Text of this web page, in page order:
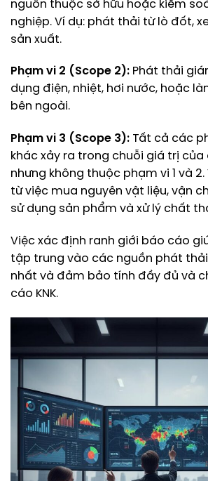
nguồn thuộc sở hữu hoặc kiểm
nghiệp. Ví dụ: phát thải từ lò đốt,
sản xuất.
Phạm vi 2 (Scope 2): Phát thải
dụng điện, nhiệt, hơi nước, hoặc
bên ngoài.
Phạm vi 3 (Scope 3): Tất cả các
khác xảy ra trong chuỗi giá trị của
nhưng không thuộc phạm vi 1 và
từ việc mua nguyên vật liệu, vận
sử dụng sản phẩm và xử lý chất
Việc xác định ranh giới báo cáo
tập trung vào các nguồn phát
nhất và đảm bảo tính đầy đủ và
cáo KNK.